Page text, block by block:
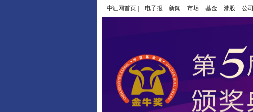
中证网首页 电子报 - 新闻 - 市场 - 基金 - 港股 - 公司